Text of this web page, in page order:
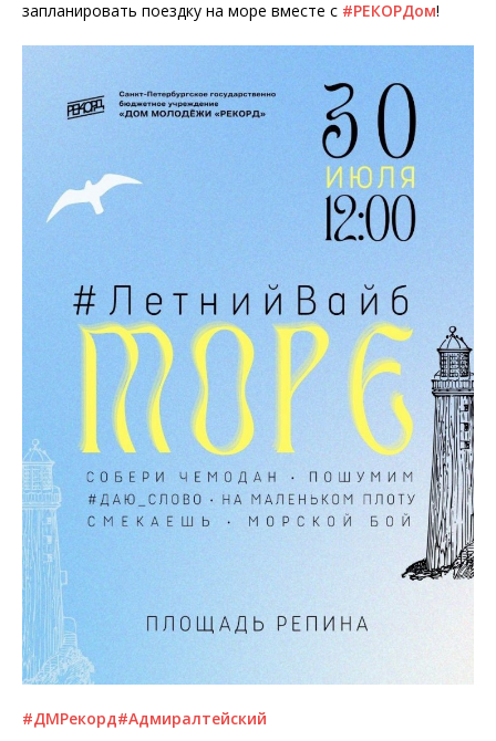
запланировать поездку на море вместе с #РЕКОРДом!
#ДМРекорд#Адмиралтейский